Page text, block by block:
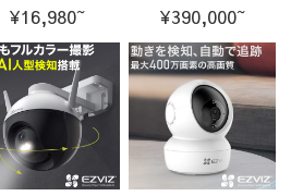
¥16,980~ ¥390,000~